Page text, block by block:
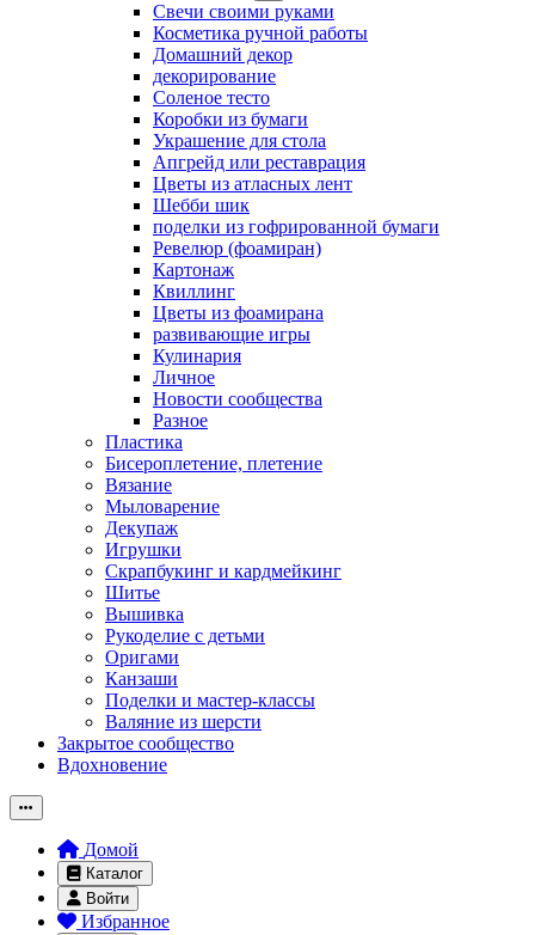
Свечи своими руками
Косметика ручной работы
Домашний декор
декорирование
Соленое тесто
Коробки из бумаги
Украшение для стола
Апгрейд или реставрация
Цветы из атласных лент
Шебби шик
поделки из гофрированной бумаги
Ревелюр (фоамиран)
Картонаж
Квиллинг
Цветы из фоамирана
развивающие игры
Кулинария
Личное
Новости сообщества
Разное
Пластика
Бисероплетение, плетение
Вязание
Мыловарение
Декупаж
Игрушки
Скрапбукинг и кардмейкинг
Шитье
Вышивка
Рукоделие с детьми
Оригами
Канзаши
Поделки и мастер-классы
Валяние из шерсти
Закрытое сообщество
Вдохновение
Домой
Каталог
Войти
Избранное